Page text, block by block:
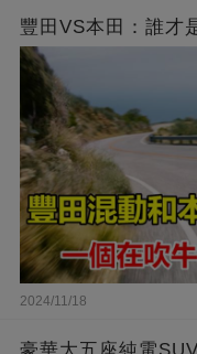
豐田VS本田：誰才
2024/11/18